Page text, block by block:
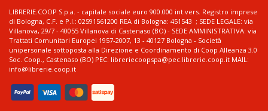
LIBRERIE.COOP S.p.a. - capitale sociale euro 900.000 int.vers. Registro imprese
di Bologna, C.F. e P.I.: 02591561200 REA di Bologna: 451543 ; SEDE LEGALE: via
Villanova, 29/7 - 40055 Villanova di Castenaso (BO) - SEDE AMMINISTRATIVA: via
Trattati Comunitari Europei 1957-2007, 13 - 40127 Bologna - Società
unipersonale sottoposta alla Direzione e Coordinamento di Coop Alleanza 3.0
Soc. Coop., Castenaso (BO) PEC: libreriecoopspa@pec.librerie.coop.it MAIL:
info@librerie.coop.it